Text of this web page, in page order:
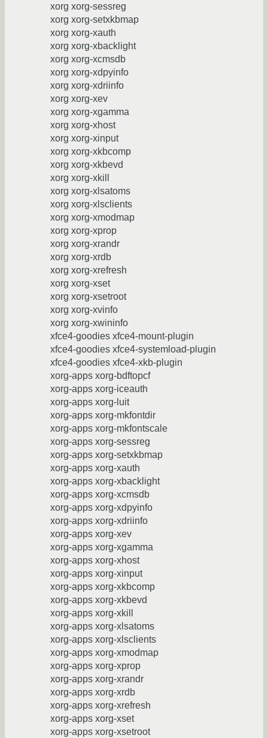
xorg xorg-sessreg
xorg xorg-setxkbmap
xorg xorg-xauth
xorg xorg-xbacklight
xorg xorg-xcmsdb
xorg xorg-xdpyinfo
xorg xorg-xdriinfo
xorg xorg-xev
xorg xorg-xgamma
xorg xorg-xhost
xorg xorg-xinput
xorg xorg-xkbcomp
xorg xorg-xkbevd
xorg xorg-xkill
xorg xorg-xlsatoms
xorg xorg-xlsclients
xorg xorg-xmodmap
xorg xorg-xprop
xorg xorg-xrandr
xorg xorg-xrdb
xorg xorg-xrefresh
xorg xorg-xset
xorg xorg-xsetroot
xorg xorg-xvinfo
xorg xorg-xwininfo
xfce4-goodies xfce4-mount-plugin
xfce4-goodies xfce4-systemload-plugin
xfce4-goodies xfce4-xkb-plugin
xorg-apps xorg-bdftopcf
xorg-apps xorg-iceauth
xorg-apps xorg-luit
xorg-apps xorg-mkfontdir
xorg-apps xorg-mkfontscale
xorg-apps xorg-sessreg
xorg-apps xorg-setxkbmap
xorg-apps xorg-xauth
xorg-apps xorg-xbacklight
xorg-apps xorg-xcmsdb
xorg-apps xorg-xdpyinfo
xorg-apps xorg-xdriinfo
xorg-apps xorg-xev
xorg-apps xorg-xgamma
xorg-apps xorg-xhost
xorg-apps xorg-xinput
xorg-apps xorg-xkbcomp
xorg-apps xorg-xkbevd
xorg-apps xorg-xkill
xorg-apps xorg-xlsatoms
xorg-apps xorg-xlsclients
xorg-apps xorg-xmodmap
xorg-apps xorg-xprop
xorg-apps xorg-xrandr
xorg-apps xorg-xrdb
xorg-apps xorg-xrefresh
xorg-apps xorg-xset
xorg-apps xorg-xsetroot